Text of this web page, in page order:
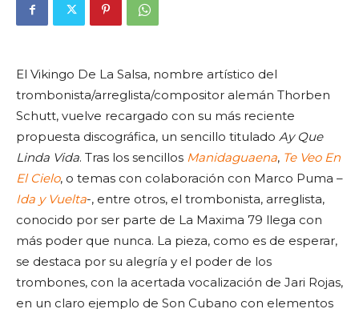
El Vikingo De La Salsa, nombre artístico del
trombonista/arreglista/compositor alemán Thorben
Schutt, vuelve recargado con su más reciente
propuesta discográfica, un sencillo titulado Ay Que
Linda Vida. Tras los sencillos Manidaguaena, Te Veo En
El Cielo, o temas con colaboración con Marco Puma –
Ida y Vuelta-, entre otros, el trombonista, arreglista,
conocido por ser parte de La Maxima 79 llega con
más poder que nunca. La pieza, como es de esperar,
se destaca por su alegría y el poder de los
trombones, con la acertada vocalización de Jari Rojas,
en un claro ejemplo de Son Cubano con elementos